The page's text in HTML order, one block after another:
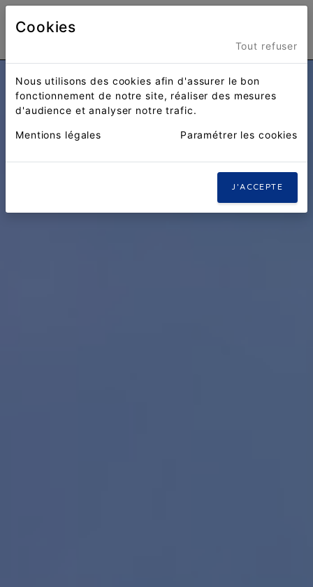
Cookies
Tout refuser
Nous utilisons des cookies afin d'assurer le bon
fonctionnement de notre site, réaliser des mesures
d'audience et analyser notre trafic.
Mentions légales Paramétrer les cookies
J'ACCEPTE